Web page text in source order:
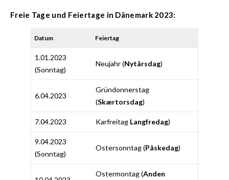
religiösen Glauben ab.
Freie Tage und Feiertage in Dänemark 2023:
Datum Feiertag
1.01.2023
(Sonntag)
Neujahr (Nytårsdag)
6.04.2023
Gründonnerstag
(Skærtorsdag)
7.04.2023 Karfreitag Langfredag)
9.04.2023
(Sonntag)
Ostersonntag (Påskedag)
Ostermontag (Anden